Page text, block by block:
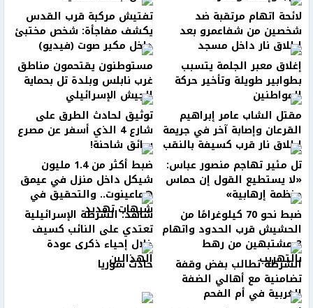
لائحة اتهام مرتقبة ضد
شخصين من شفاعمرو بعد
إطلاق نار داخل مسجد
تفتيش مركبة قرب القدس
يكشف مفاجأة: شخص مختبئ
داخل مكبر صوت (فيديو)
إغلاق معبر الجلمة يتسبب
بطوابير طويلة وتأخير حركة
المواطنين
مستوطنون يقتحمون مناطق
غرب نابلس وبلدة تل بحماية
الجيش الإسرائيلي
مقتل الشاب عامر إبراهيم
القرعان وإصابة آخر في جريمة
إطلاق نار قرب كسيفة بالنقب
توثيق لحادث الطرق على
شارع 4 الذي أسفر عن مصرع
سائق شاحنة!
تل مئير تهاجم منصور عباس:
«لا يستطيع القول إن حماس
منظمة إرهابية»
ضبط أكثر من 1.4 مليون
شيكل داخل منزل في عيمق
هماعينوت.. والتحقيق في
شبهات تهديد ضبط نحو 70 كيلوغرامًا من
الحشيش قرب الحدود واتهام
3 مشتبهين من رهط
بالتهريب
شاهد: الشرطة الإسرائيلية
تعتدي على النائب كسيف
خلال إحياء ذكرى عودة
الهذالين الشرطة تطالب بفض وقفة
تضامنية مع أهالي الضفة
الغربية في أم الفحم
حادث سوريا